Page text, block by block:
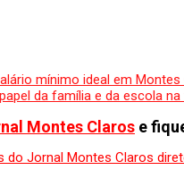
mínimo ideal em Montes
da família e da escola
Montes Claros e